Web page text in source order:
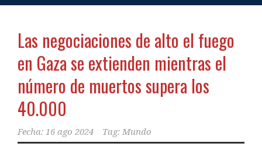
Las negociaciones de alto el fuego
en Gaza se extienden mientras el
número de muertos supera los
40.000
Fecha: 16 ago 2024 Tag: Mundo